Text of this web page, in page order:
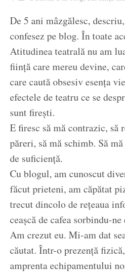
De 5 ani mâzgălesc,
confesez pe blog. În toate
Atitudinea teatrală nu am
ființă care mereu devine,
care caută obsesiv esența
efectele de teatru ce se
sunt firești.
E firesc să mă contrazic, să
păreri, să mă schimb. Să
de suficiență.
Cu blogul, am cunoscut
făcut prieteni, am căpătat
trecut dincolo de rețeaua
ceașcă de cafea sorbindu-
Am crezut eu. Mi-am dat
căutat. Într-o prezență
amprenta echipamentului